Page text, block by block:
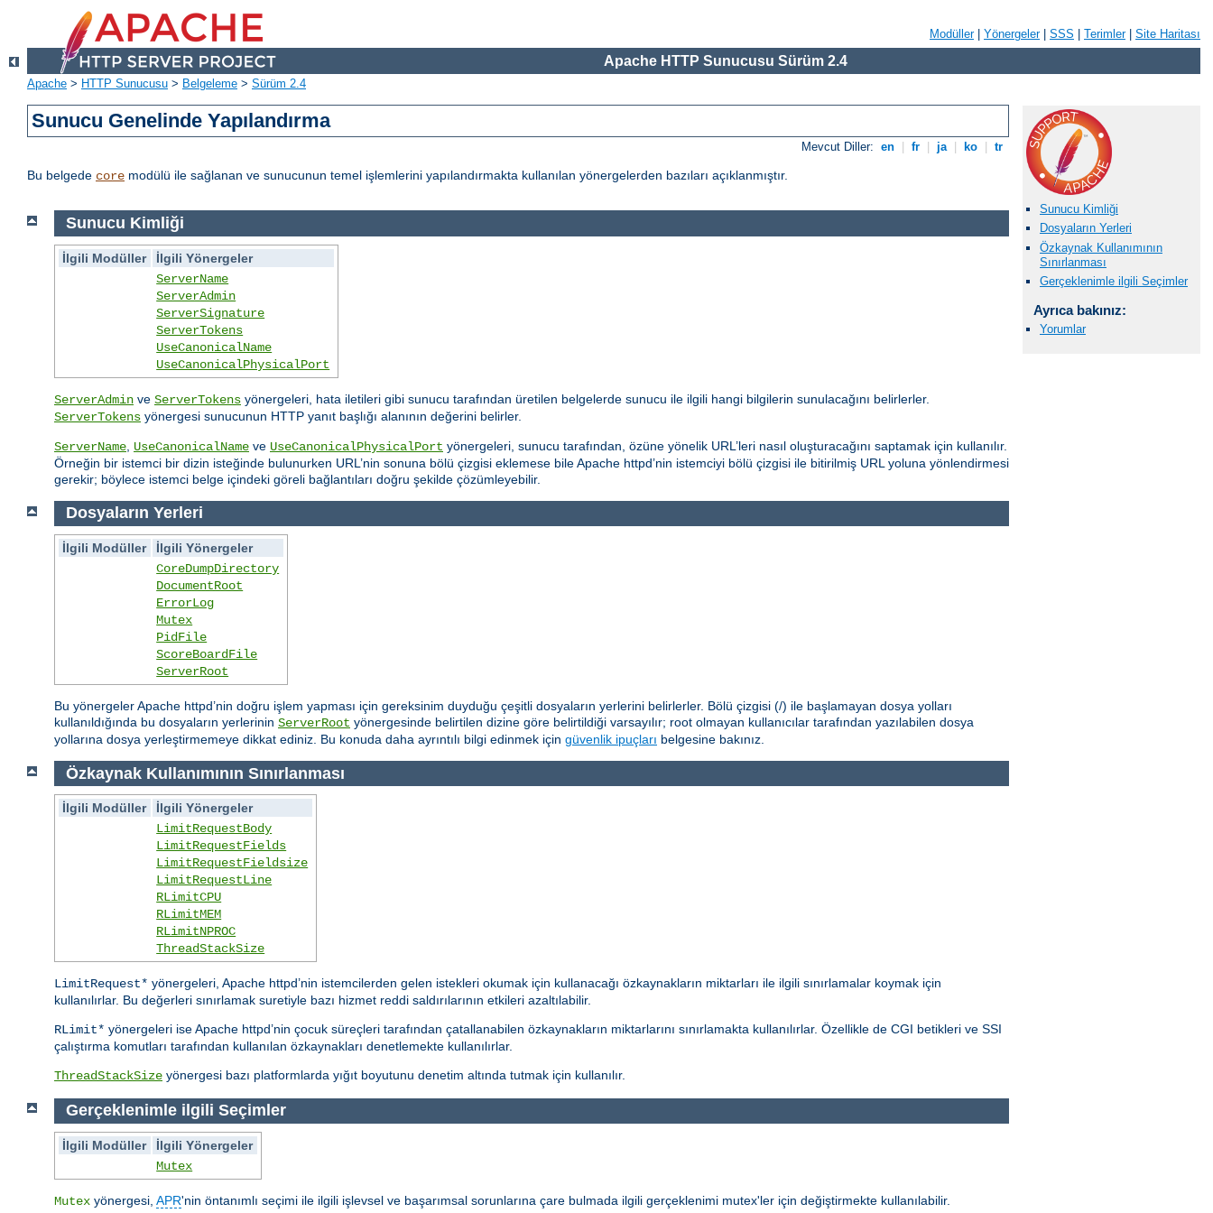
Modüller| Yönergeler| SSS Terimler| Site Haritası
Apache HTTP Sunucusu Sürüm 2.4
Apache > HTTP Sunucusu > Belgeleme > Sürüm 2.4
Sunucu Genelinde Yapılandırma
Mevcut Diller: en fr ja ko tr
Bu belgede core modülü ile sağlanan ve sunucunun temel işlemlerini yapılandırmakta kullanılan yönergelerden bazıları açıklanmıştır.
Sunucu Kimliği
Dosyaların Yerleri
Özkaynak Kullanımının
Sınırlanması
Gerçeklenimle ilgili Seçimler
Ayrıca bakınız:
Yorumlar
Sunucu Kimliği
İlgili Modüller
İlgili Yönergeler
ServerName
ServerAdmin
ServerSignature
ServerTokens
UseCanonicalName
UseCanonicalPhysicalPort
ServerAdmin ve ServerTokens yönergeleri, hata iletileri gibi sunucu tarafından üretilen belgelerde sunucu ile ilgili hangi bilgilerin sunulacağını belirlerler.
ServerTokens yönergesi sunucunun HTTP yanıt başlığı alanının değerini belirler.
ServerName UseCanonicalName ve UseCanonicalPhysicalPort yönergeleri, sunucu tarafından, özüne yönelik URL’leri nasıl oluşturacağını saptamak için kullanılır.
Örneğin bir istemci bir dizin isteğinde bulunurken URL’nin sonuna bölü çizgisi eklemese bile Apache httpd’nin istemciyi bölü çizgisi ile bitirilmiş URL yoluna yönlendirmesi
gerekir; böylece istemci belge içindeki göreli bağlantıları doğru şekilde çözümleyebilir.
Dosyaların Yerleri
İlgili Modüller
İlgili Yönergeler
CoreDumpDirectory
DocumentRoot
ErrorLog
Mutex
PidFile
ScoreBoardFile
ServerRoot
Bu yönergeler Apache httpd’nin doğru işlem yapması için gereksinim duyduğu çeşitli dosyaların yerlerini belirlerler. Bölü çizgisi (/) ile başlamayan dosya yolları
kullanıldığında bu dosyaların yerlerinin ServerRoot yönergesinde belirtilen dizine göre belirtildiği varsayılır; root olmayan kullanıcılar tarafından yazılabilen dosya
yollarına dosya yerleştirmemeye dikkat ediniz. Bu konuda daha ayrıntılı bilgi edinmek için güvenlik ipuçları belgesine bakınız.
Özkaynak Kullanımının Sınırlanması
İlgili Modüller
İlgili Yönergeler
LimitRequestBody
LimitRequestFields
LimitRequestFieldsize
LimitRequestLine
RLimitCPU
RLimitMEM
RLimitNPROC
ThreadStackSize
LimitRequest* yönergeleri, Apache httpd’nin istemcilerden gelen istekleri okumak için kullanacağı özkaynakların miktarları ile ilgili sınırlamalar koymak için
kullanılırlar. Bu değerleri sınırlamak suretiyle bazı hizmet reddi saldırılarının etkileri azaltılabilir.
RLimit* yönergeleri ise Apache httpd’nin çocuk süreçleri tarafından çatallanabilen özkaynakların miktarlarını sınırlamakta kullanılırlar. Özellikle de CGI betikleri ve SSI
çalıştırma komutları tarafından kullanılan özkaynakları denetlemekte kullanılırlar.
ThreadStackSize yönergesi bazı platformlarda yığıt boyutunu denetim altında tutmak için kullanılır.
Gerçeklenimle ilgili Seçimler
İlgili Modüller
İlgili Yönergeler
Mutex
Mutex yönergesi, APR'nin öntanımlı seçimi ile ilgili işlevsel ve başarımsal sorunlarına çare bulmada ilgili gerçeklenimi mutex'ler için değiştirmekte kullanılabilir.